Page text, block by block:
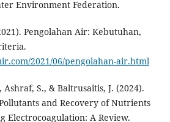
Environment Federation.
Pengolahan Air: Kebutuhan,
2021/06/pengolahan-air.html
S., & Baltrusaitis, J. (2024).
and Recovery of Nutrients
Electrocoagulation: A Review.